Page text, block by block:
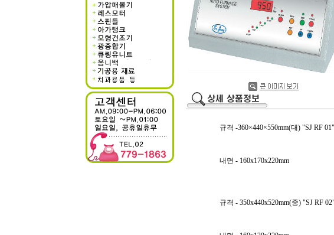
규격 -360×440×550mm(대) "SJ RF 01"
내면 - 160x170x220mm
규격 - 350x440x520mm(중) "SJ RF